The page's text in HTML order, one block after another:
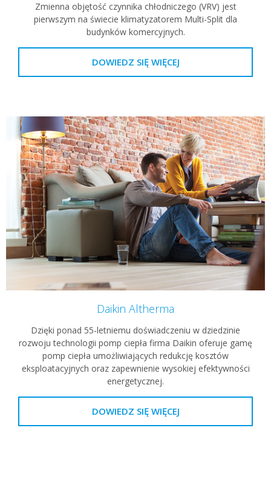
Zmienna objętość czynnika chłodniczego (VRV) jest
pierwszym na świecie klimatyzatorem Multi-Split dla
budynków komercyjnych.
DOWIEDZ SIĘ WIĘCEJ
Daikin Altherma
Dzięki ponad 55-letniemu doświadczeniu w dziedzinie
rozwoju technologii pomp ciepła firma Daikin oferuje gamę
pomp ciepła umożliwiających redukcję kosztów
eksploatacyjnych oraz zapewnienie wysokiej efektywności
energetycznej.
DOWIEDZ SIĘ WIĘCEJ